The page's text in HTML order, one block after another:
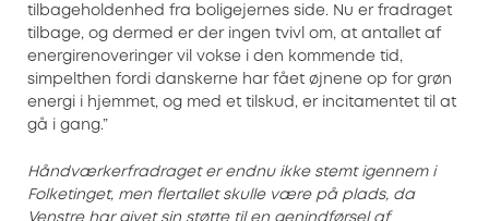
tilbageholdenhed fra boligejernes side. Nu er fradraget
tilbage, og dermed er der ingen tvivl om, at antallet af
energirenoveringer vil vokse i den kommende tid,
simpelthen fordi danskerne har fået øjnene op for grøn
energi i hjemmet, og med et tilskud, er incitamentet til at
gå i gang.”
Håndværkerfradraget er endnu ikke stemt igennem i
Folketinget, men flertallet skulle være på plads, da
Venstre har givet sin støtte til en genindførsel af